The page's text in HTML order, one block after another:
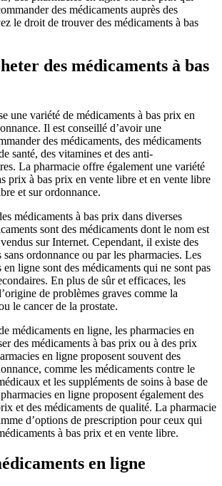
des médicaments auprès des
le droit de trouver des médicaments à bas
des médicaments à bas
une variété de médicaments à bas prix en
Il est conseillé d’avoir une
des médicaments, des médicaments
santé, des vitamines et des anti-
La pharmacie offre également une variété
prix à bas prix en vente libre et en vente libre
et sur ordonnance.
médicaments à bas prix dans diverses
sont des médicaments dont le nom est
sur Internet. Cependant, il existe des
ordonnance ou par les pharmacies. Les
en ligne sont des médicaments qui ne sont pas
En plus de sûr et efficaces, les
de problèmes graves comme la
le cancer de la prostate.
médicaments en ligne, les pharmacies en
des médicaments à bas prix ou à des prix
en ligne proposent souvent des
comme les médicaments contre le
et les suppléments de soins à base de
en ligne proposent également des
et des médicaments de qualité. La pharmacie
d’options de prescription pour ceux qui
à bas prix et en vente libre.
en ligne